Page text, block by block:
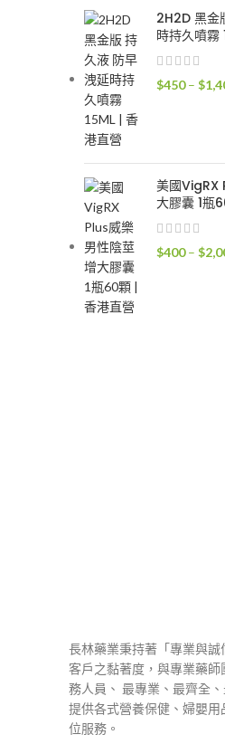
2H2D 黑金
時持久噴霧
$450 – $
美國VigRX
大膠囊 1瓶
$400 – $
長林藥業秉持著「專業與
客戶之黏著度，與專業藥師
務人員、 最專業、最齊全
提供各式營養保健、婦嬰用
位服務。